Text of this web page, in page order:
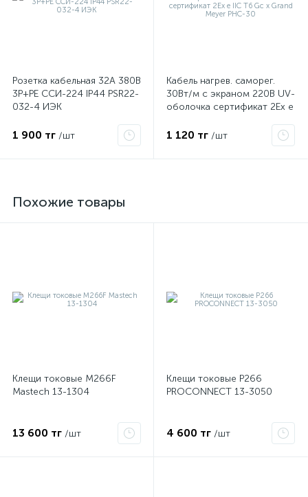
Розетка кабельная 32А 380В
3P+PЕ ССИ-224 IP44 PSR22-
032-4 ИЭК
1 900 тг /шт
Кабель нагрев. саморег.
30Вт/м с экраном 220В UV-
оболочка сертификат 2Ex e
PHC-30
1 120 тг /шт
Похожие товары
Клещи токовые M266F
Mastech 13-1304
13 600 тг /шт
Клещи токовые P266
PROCONNECT 13-3050
4 600 тг /шт